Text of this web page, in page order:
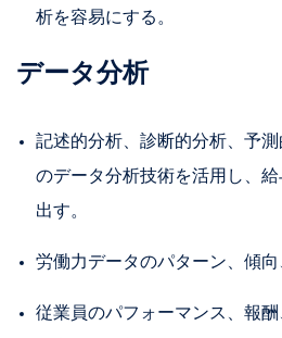
析を容易にする。
データ分析
記述的分析、診断的分析、予
のデータ分析技術を活用し、
出す。
労働力データのパターン、傾向
従業員のパフォーマンス、報